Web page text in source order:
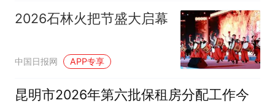
2026石林火把节盛大启幕
中国日报网 APP专享
昆明市2026年第六批保租房分配工作今